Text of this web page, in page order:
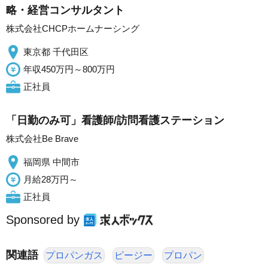
略・経営コンサルタント
株式会社CHCPホームナーシング
東京都 千代田区
年収450万円～800万円
正社員
「日勤のみ可」看護師/訪問看護ステーション
株式会社Be Brave
福岡県 中間市
月給28万円～
正社員
Sponsored by
関連語 プロパンガス ピージー プロパン